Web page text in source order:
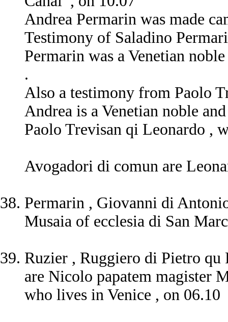
Andrea Permarin was made
Testimony of Saladino
Permarin was a Venetian
.
Also a testimony from Paolo
Andrea is a Venetian noble
Paolo Trevisan qi Leonardo ,
Avogadori di comun are
Permarin , Giovanni di
Musaia of ecclesia di San
Ruzier , Ruggiero di Pietro qu
are Nicolo papatem magister
who lives in Venice , on 06.10